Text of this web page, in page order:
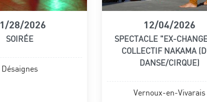
28/2026
SOIRÉE
Désaignes
12/04/2026
SPECTACLE "EX-
COLLECTIF NAKAMA
DANSE/CIRQUE)
Vernoux-en-Vivarais